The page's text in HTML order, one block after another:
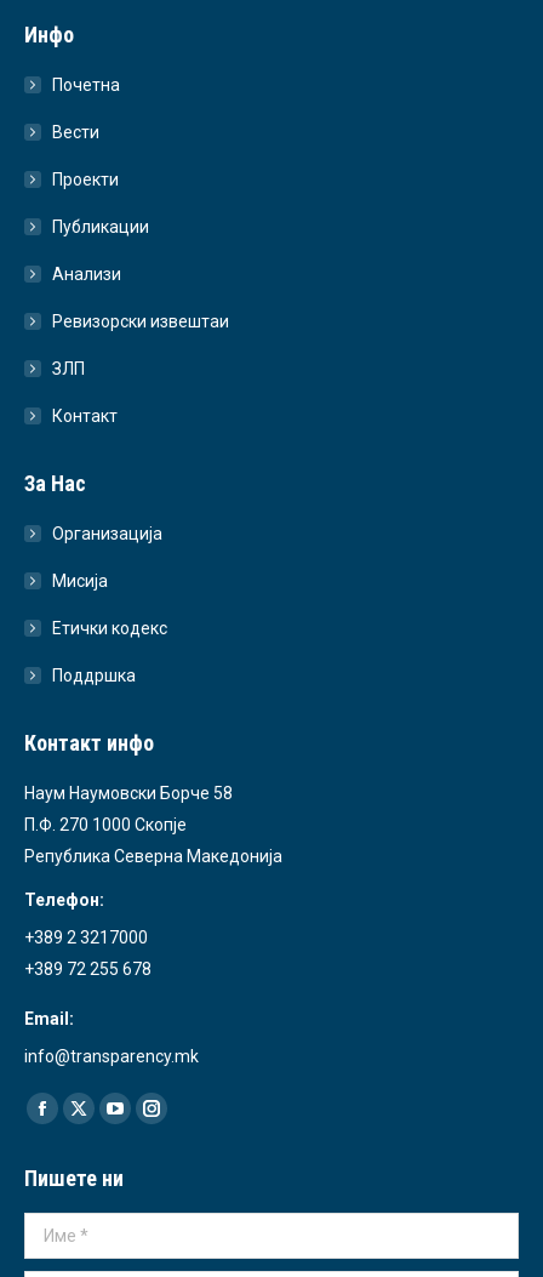
Инфо
Почетна
Вести
Проекти
Публикации
Анализи
Ревизорски извештаи
ЗЛП
Контакт
За Нас
Организација
Мисија
Етички кодекс
Поддршка
Контакт инфо
Наум Наумовски Борче 58
П.Ф. 270 1000 Скопје
Република Северна Македонија
Телефон:
+389 2 3217000
+389 72 255 678
Email:
info@transparency.mk
Find us on:
Facebook
opens
in
X
opens
in
YouTube
opens
in
Instagram
in
Пишете ни
Име *